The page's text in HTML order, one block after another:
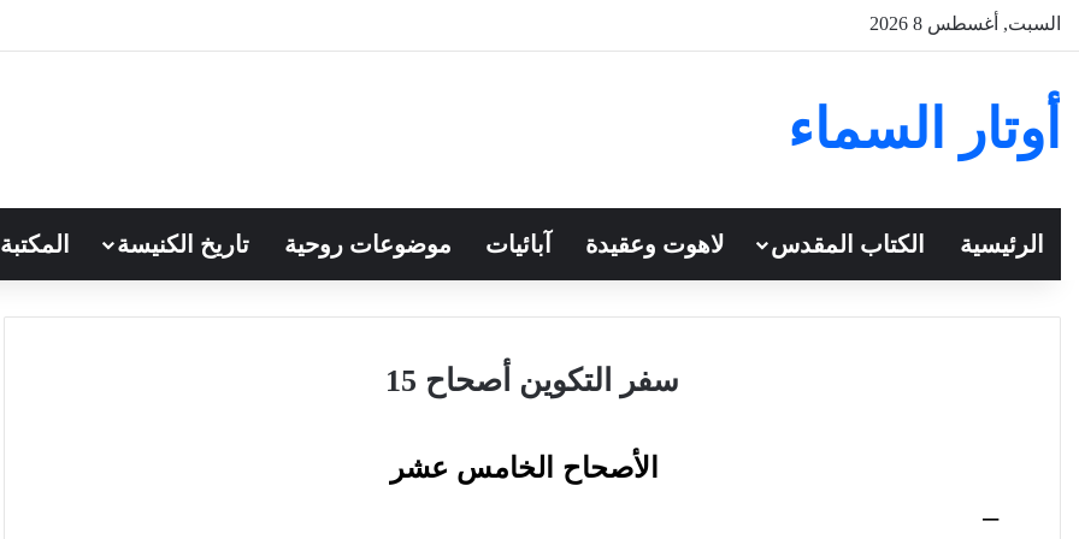
السبت, أغسطس 8 2026
أوتار السماء
الرئيسية الكتاب المقدس لاهوت وعقيدة آبائيات موضوعات روحية تاريخ الكنيسة المكتبة
سفر التكوين أصحاح 15
الأصحاح الخامس عشر
–